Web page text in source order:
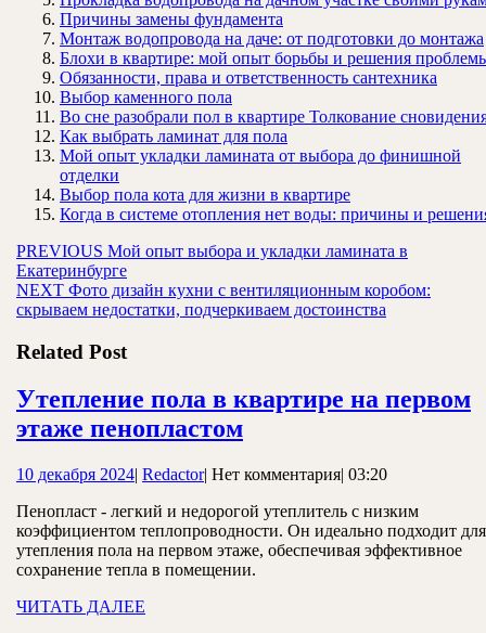
Причины замены фундамента
Монтаж водопровода на даче: от подготовки до монтажа
Блохи в квартире: мой опыт борьбы и решения
Обязанности, права и ответственность сантехника
Выбор каменного пола
Во сне разобрали пол в квартире Толкование
Как выбрать ламинат для пола
Мой опыт укладки ламината от выбора до финишной
отделки
Выбор пола кота для жизни в квартире
Когда в системе отопления нет воды: причины и
Навигация
по
записям
PREVIOUS Предыдущая
запись:
Мой опыт выбора и укладки ламината в
Екатеринбурге
NEXT Следующая
запись:
Фото дизайн кухни с вентиляционным коробом:
скрываем недостатки, подчеркиваем достоинства
Related Post
Утепление пола в квартире на первом
этаже пенопластомУтепление
в
квартире
на
первом
10 декабря 202410
2024
| RedactorRedactor
| Нет комментария| 03:20
Пенопласт - легкий и недорогой утеплитель с низким
коэффициентом теплопроводности. Он идеально подходит для
утепления пола на первом этаже, обеспечивая эффективное
сохранение тепла в помещении.
ЧИТАТЬ ДАЛЕЕ